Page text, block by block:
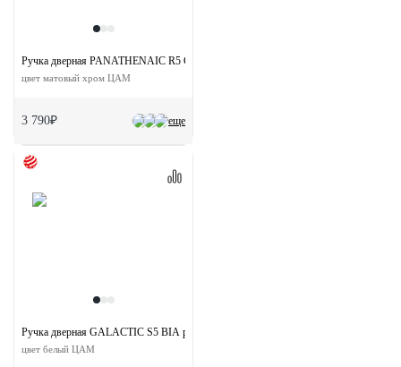
еще
Ручка дверная PANATHENAIC R5 CSA раздельная на круглой розетке
цвет матовый хром ЦАМ
3 790₽
Ручка дверная GALACTIC S5 BIA раздельная на квадратной розетке
цвет белый ЦАМ